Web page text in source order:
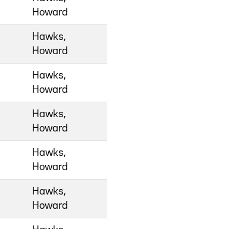
Howard
Hawks,
Howard
Hawks,
Howard
Hawks,
Howard
Hawks,
Howard
Hawks,
Howard